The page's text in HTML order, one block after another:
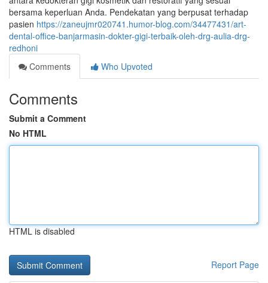
bersama keperluan Anda. Pendekatan yang berpusat terhadap
pasien https://zaneujmr020741.humor-blog.com/34477431/art-
dental-office-banjarmasin-dokter-gigi-terbaik-oleh-drg-aulia-drg-
redhoni
Comments
Who Upvoted
Comments
Submit a Comment
No HTML
HTML is disabled
Report Page